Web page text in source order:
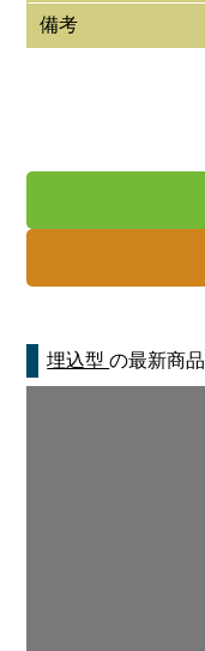
備考
埋込型の最新商品